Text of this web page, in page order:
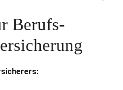
Berufs­